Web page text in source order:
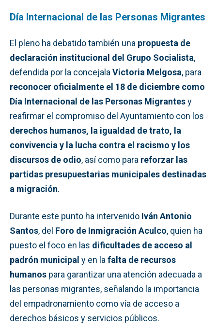
Día Internacional de las Personas Migrantes
El pleno ha debatido también una propuesta de
declaración institucional del Grupo Socialista,
defendida por la concejala Victoria Melgosa, para
reconocer oficialmente el 18 de diciembre como
Día Internacional de las Personas Migrantesy
reafirmar el compromiso del Ayuntamiento con los
derechos humanos, la igualdad de trato, la
convivencia y la lucha contra el racismo y los
discursos de odio, así como para reforzar las
partidas presupuestarias municipales destinadas
a migración.
Durante este punto ha intervenido Iván Antonio
Santos, del Foro de Inmigración Aculco, quien ha
puesto el foco en las dificultades de acceso al
padrón municipal y en la falta de recursos
humanos para garantizar una atención adecuada a
las personas migrantes, señalando la importancia
del empadronamiento como vía de acceso a
derechos básicos y servicios públicos.